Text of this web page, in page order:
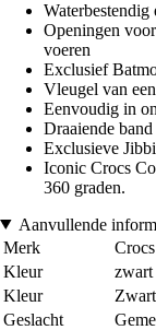
Waterbestendig
Openingen
voeren
Exclusief
Vleugel van
Eenvoudig in
Draaiende
Exclusieve
Iconic Crocs
360 graden.
Aanvullende
Merk
Crocs
Kleur
zwart
Kleur
Zwart
Geslacht